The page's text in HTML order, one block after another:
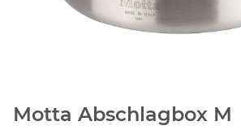
Motta Abschlagbox M